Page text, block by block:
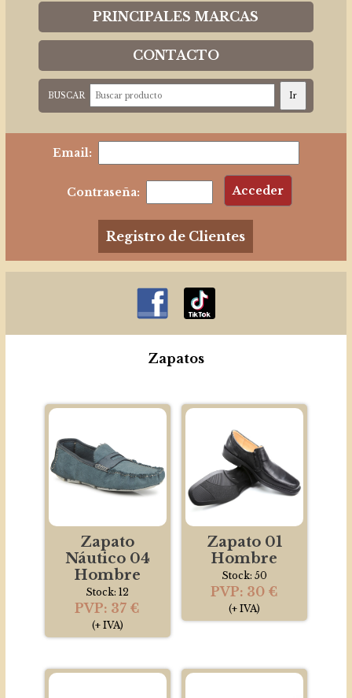
PRINCIPALES MARCAS
CONTACTO
BUSCAR
Email:
Contraseña:
Registro de Clientes
Zapatos
Zapato
Náutico 04
Hombre
Stock: 12
PVP: 37 €
(+ IVA)
Zapato 01
Hombre
Stock: 50
PVP: 30 €
(+ IVA)